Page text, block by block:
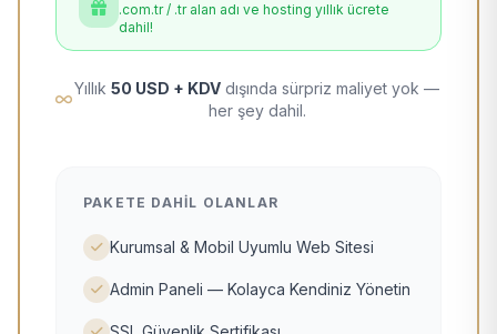
.com.tr / .tr alan adı ve hosting yıllık ücrete
dahil!
Yıllık 50 USD + KDV dışında sürpriz maliyet yok —
her şey dahil.
PAKETE DAHIL OLANLAR
Kurumsal & Mobil Uyumlu Web Sitesi
Admin Paneli — Kolayca Kendiniz Yönetin